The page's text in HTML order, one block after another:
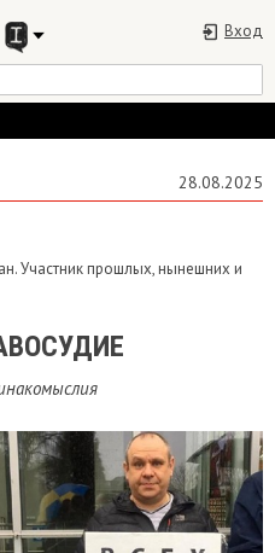
Вход
28.08.2025
Участник прошлых, нынешних и